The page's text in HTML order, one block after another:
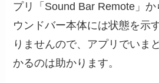
プリ「Sound Bar Remote」
ウンドバー本体には状態を示
りませんので、アプリでいま
かるのは助かります。